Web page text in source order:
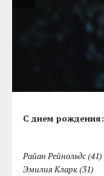
С днем рождения:
Райан Рейнольдс (41)
Эмилия Кларк (31)